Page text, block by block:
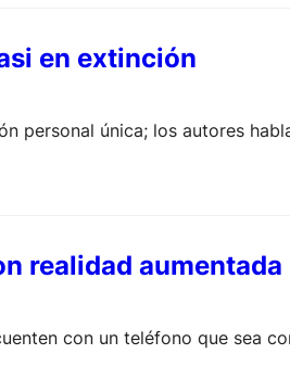
en extinción
personal única; los autores
realidad aumentada
con un teléfono que sea